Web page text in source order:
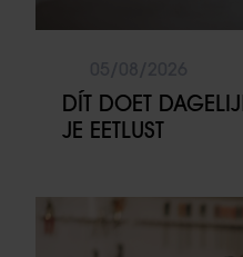
DÍT DOET
JE EETLUST